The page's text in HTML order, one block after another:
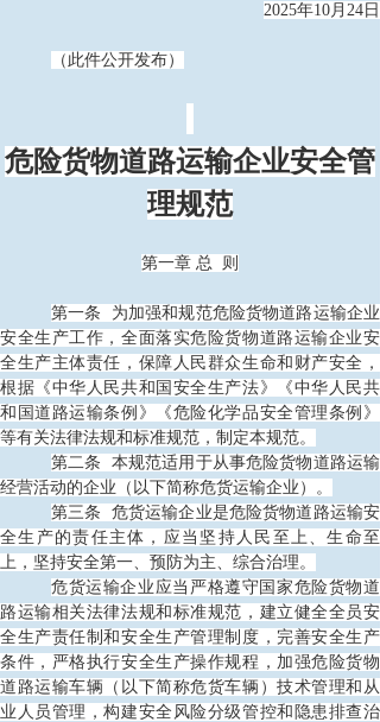
2025年10月24日
（此件公开发布）
危险货物道路运输企业安全管
理规范
第一章 总 则
第一条 为加强和规范危险货物道路运输企业
安全生产工作，全面落实危险货物道路运输企业安
全生产主体责任，保障人民群众生命和财产安全，
根据《中华人民共和国安全生产法》《中华人民共
和国道路运输条例》《危险化学品安全管理条例》
等有关法律法规和标准规范，制定本规范。
第二条 本规范适用于从事危险货物道路运输
经营活动的企业（以下简称危货运输企业）。
第三条 危货运输企业是危险货物道路运输安
全生产的责任主体，应当坚持人民至上、生命至
上，坚持安全第一、预防为主、综合治理。
危货运输企业应当严格遵守国家危险货物道
路运输相关法律法规和标准规范，建立健全全员安
全生产责任制和安全生产管理制度，完善安全生产
条件，严格执行安全生产操作规程，加强危险货物
道路运输车辆（以下简称危货车辆）技术管理和从
业人员管理，构建安全风险分级管控和隐患排查治